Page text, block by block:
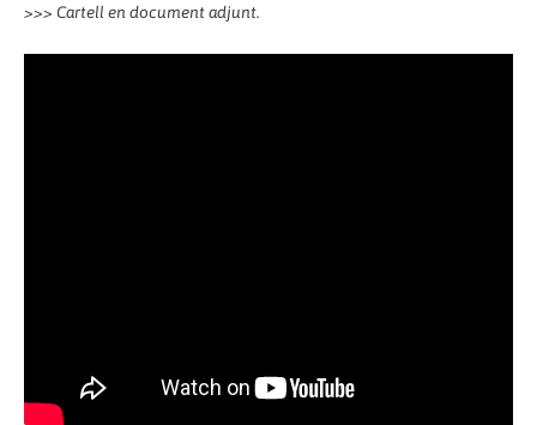
>>> Cartell en document adjunt.